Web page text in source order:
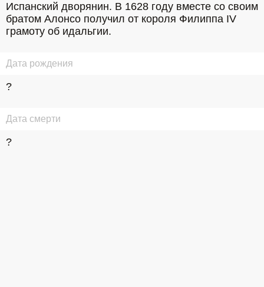
Испанский дворянин. В 1628 году вместе со своим
братом Алонсо получил от короля Филиппа IV
грамоту об идальгии.
Дата рождения
?
Дата смерти
?